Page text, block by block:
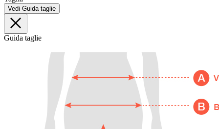
Vedi Guida taglie
Guida taglie